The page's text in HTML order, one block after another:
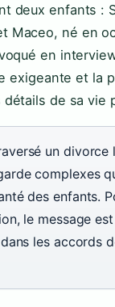
deux enfants :
Maceo, né en
en
exigeante et la
détails de sa vie
un divorce
complexes
des enfants.
le message
les accords